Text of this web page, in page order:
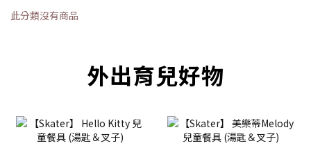
此分類沒有商品
外出育兒好物